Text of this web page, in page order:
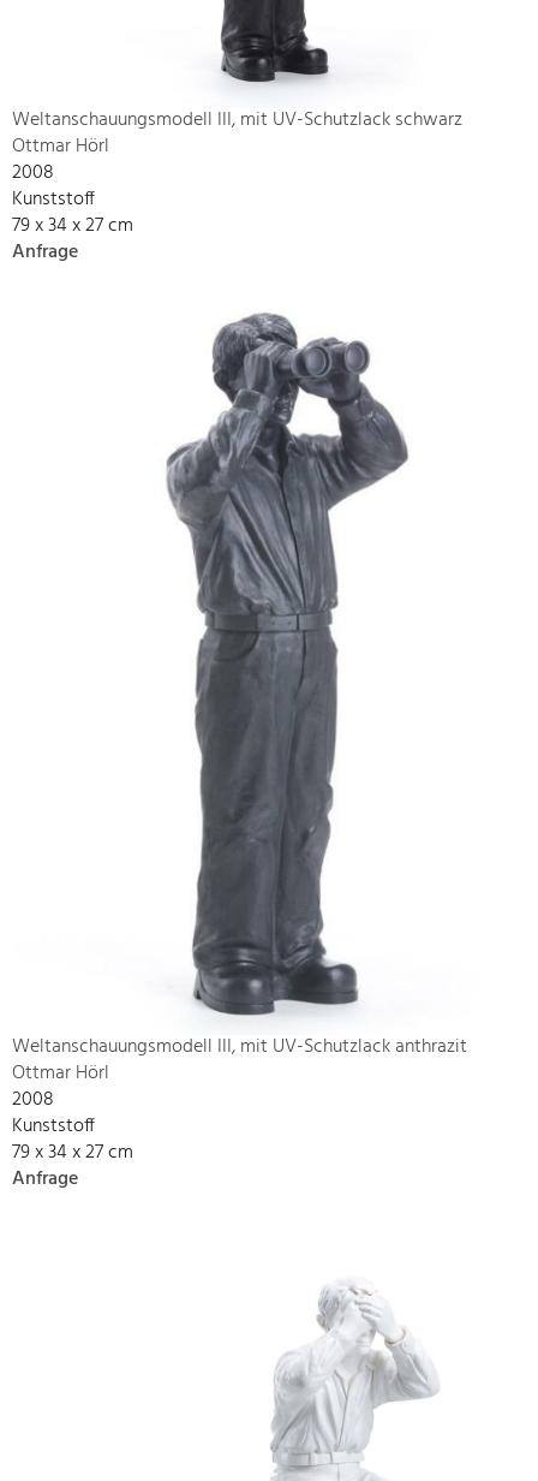
Weltanschauungsmodell III, mit UV-Schutzlack schwarz
Ottmar Hörl
2008
Kunststoff
79 x 34 x 27 cm
Anfrage
Weltanschauungsmodell III, mit UV-Schutzlack anthrazit
Ottmar Hörl
2008
Kunststoff
79 x 34 x 27 cm
Anfrage